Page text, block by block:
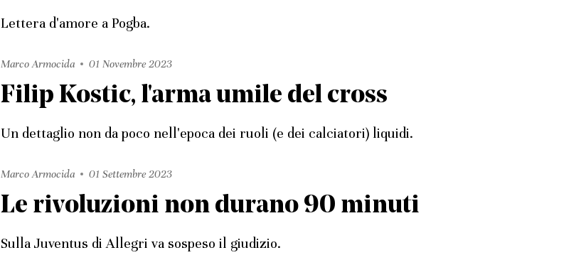
Lettera d'amore a Pogba.
Marco Armocida 01 Novembre 2023
Filip Kostic, l'arma umile del cross
Un dettaglio non da poco nell'epoca dei ruoli (e dei calciatori) liquidi.
Marco Armocida 01 Settembre 2023
Le rivoluzioni non durano 90 minuti
Sulla Juventus di Allegri va sospeso il giudizio.